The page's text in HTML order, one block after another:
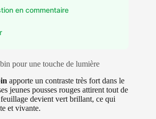
en commentaire
pour une touche de lumière
apporte un contraste très fort dans le
jeunes pousses rouges attirent tout de
devient vert brillant, ce qui
et vivante.